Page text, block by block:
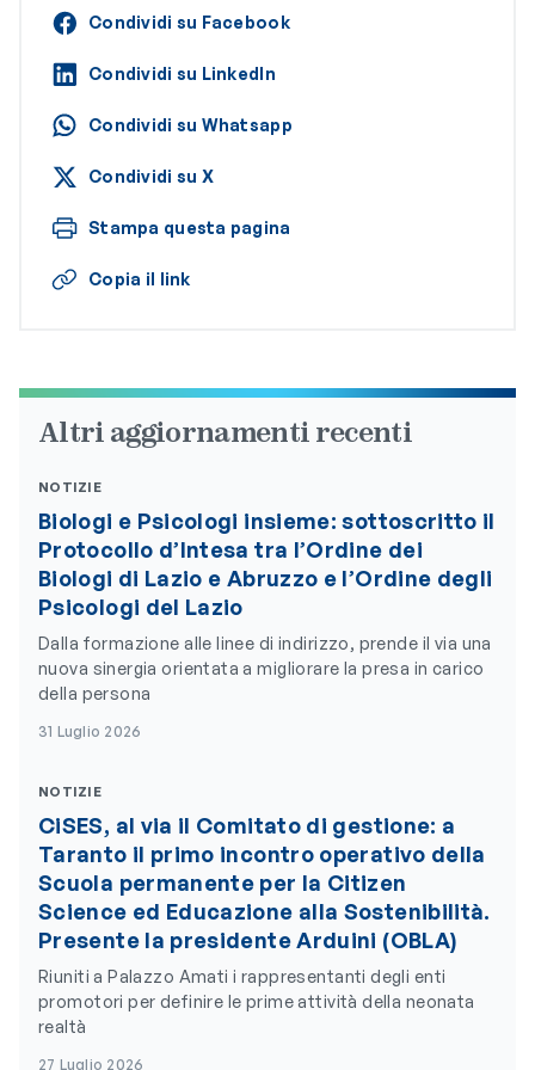
Condividi su Facebook
Condividi su LinkedIn
Condividi su Whatsapp
Condividi su X
Stampa questa pagina
Copia il link
Altri aggiornamenti recenti
NOTIZIE
Biologi e Psicologi insieme: sottoscritto il
Protocollo d’Intesa tra l’Ordine dei
Biologi di Lazio e Abruzzo e l’Ordine degli
Psicologi del Lazio
Dalla formazione alle linee di indirizzo, prende il via una
nuova sinergia orientata a migliorare la presa in carico
della persona
31 Luglio 2026
NOTIZIE
CiSES, al via il Comitato di gestione: a
Taranto il primo incontro operativo della
Scuola permanente per la Citizen
Science ed Educazione alla Sostenibilità.
Presente la presidente Arduini (OBLA)
Riuniti a Palazzo Amati i rappresentanti degli enti
promotori per definire le prime attività della neonata
realtà
27 Luglio 2026